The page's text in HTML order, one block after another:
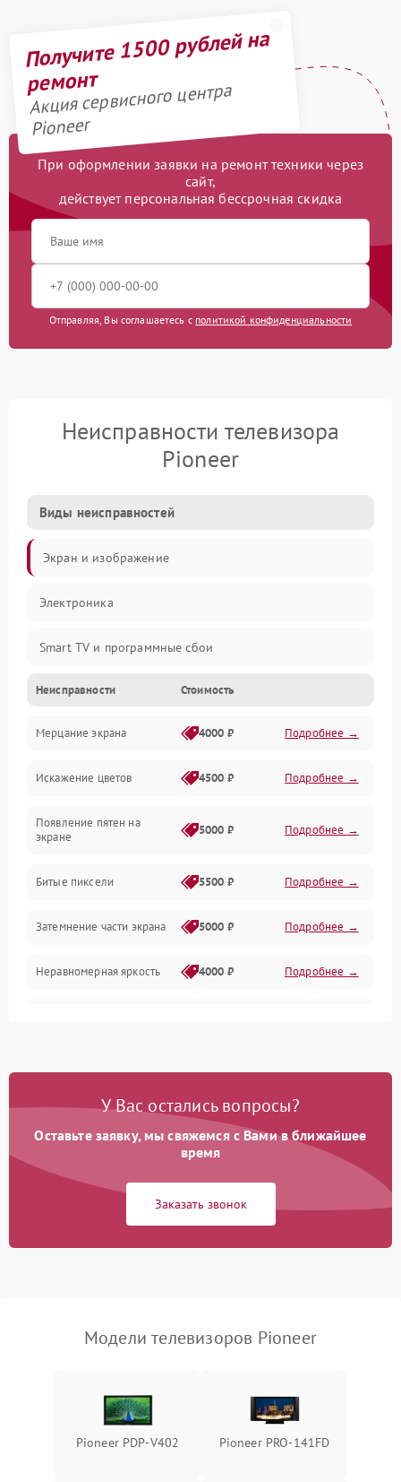
Получите 1500 рублей на
ремонт
Акция сервисного центра
Pioneer
При оформлении заявки на ремонт техники через
сайт,
действует персональная бессрочная скидка
Отправляя, Вы соглашаетесь с политикой конфиденциальности
Неисправности телевизора
Pioneer
Виды неисправностей
Экран и изображение
Электроника
Smart TV и программные сбои
Питание и запуск
Подсветка и LED-модули
Звук и аудиосистема
Сигнал и приём каналов
Механические повреждения
Программное обеспечение
Сеть и подключения
Аудио
Сетевая
Неисправности Стоимость
Мерцание экрана 4000 ₽ Подробнее →
Искажение цветов 4500 ₽ Подробнее →
Появление пятен на
экране
5000 ₽ Подробнее →
Битые пиксели 5500 ₽ Подробнее →
Затемнение части экрана 5000 ₽ Подробнее →
Неравномерная яркость 4000 ₽ Подробнее →
У Вас остались вопросы?
Оставьте заявку, мы свяжемся с Вами в ближайшее
время
Заказать звонок
Модели телевизоров Pioneer
Pioneer PDP-V402 Pioneer PRO-141FD